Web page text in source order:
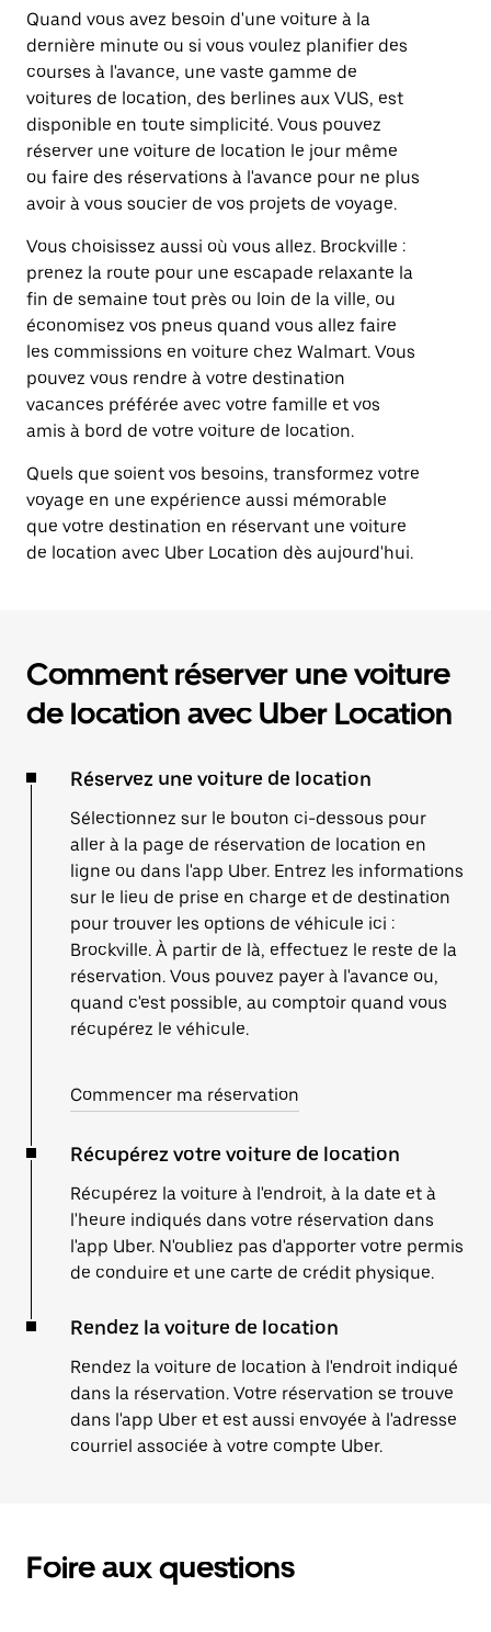
Quand vous avez besoin d'une voiture à la
dernière minute ou si vous voulez planifier des
courses à l'avance, une vaste gamme de
voitures de location, des berlines aux VUS, est
disponible en toute simplicité. Vous pouvez
réserver une voiture de location le jour même
ou faire des réservations à l'avance pour ne plus
avoir à vous soucier de vos projets de voyage.
Vous choisissez aussi où vous allez. Brockville :
prenez la route pour une escapade relaxante la
fin de semaine tout près ou loin de la ville, ou
économisez vos pneus quand vous allez faire
les commissions en voiture chez Walmart. Vous
pouvez vous rendre à votre destination
vacances préférée avec votre famille et vos
amis à bord de votre voiture de location.
Quels que soient vos besoins, transformez votre
voyage en une expérience aussi mémorable
que votre destination en réservant une voiture
de location avec Uber Location dès aujourd'hui.
Comment réserver une voiture
de location avec Uber Location
Réservez une voiture de location
Sélectionnez sur le bouton ci-dessous pour
aller à la page de réservation de location en
ligne ou dans l'app Uber. Entrez les informations
sur le lieu de prise en charge et de destination
pour trouver les options de véhicule ici :
Brockville. À partir de là, effectuez le reste de la
réservation. Vous pouvez payer à l'avance ou,
quand c'est possible, au comptoir quand vous
récupérez le véhicule.
Commencer ma réservation
Récupérez votre voiture de location
Récupérez la voiture à l'endroit, à la date et à
l'heure indiqués dans votre réservation dans
l'app Uber. N'oubliez pas d'apporter votre permis
de conduire et une carte de crédit physique.
Rendez la voiture de location
Rendez la voiture de location à l'endroit indiqué
dans la réservation. Votre réservation se trouve
dans l'app Uber et est aussi envoyée à l'adresse
courriel associée à votre compte Uber.
Foire aux questions